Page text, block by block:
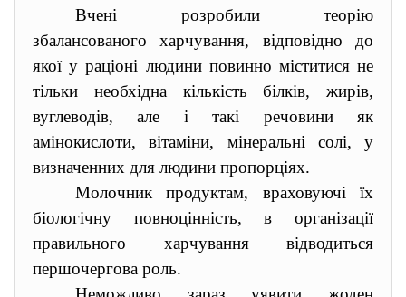
Вчені розробили теорію
збалансованого харчування, відповідно до
якої у раціоні людини повинно міститися не
тільки необхідна кількість білків, жирів,
вуглеводів, але і такі речовини як
амінокислоти, вітаміни, мінеральні солі, у
визначенних для людини пропорціях.
Молочник продуктам, враховуючі їх
біологічну повноцінність, в організації
правильного харчування відводиться
першочергова роль.